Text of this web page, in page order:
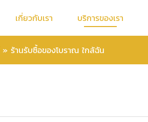
เกี่ยวกับเรา บริการของเรา
» ร้านรับซื้อของโบราณ ใกล้ฉัน